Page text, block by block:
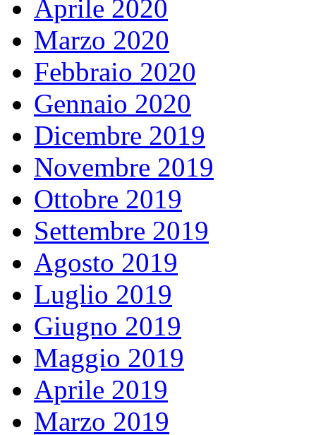
Aprile 2020
Marzo 2020
Febbraio 2020
Gennaio 2020
Dicembre 2019
Novembre 2019
Ottobre 2019
Settembre 2019
Agosto 2019
Luglio 2019
Giugno 2019
Maggio 2019
Aprile 2019
Marzo 2019